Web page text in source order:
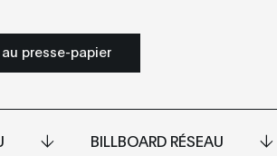
presse-papier
BILLBOARD RÉSEAU